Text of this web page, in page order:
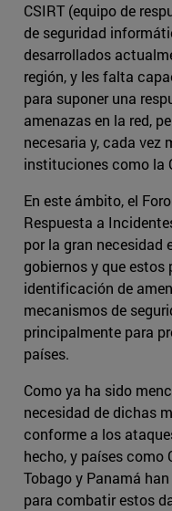
CSIRT (equipo de
de seguridad
desarrollados
región, y les falta
para suponer una
amenazas en la red,
necesaria y, cada vez
instituciones como la
En este ámbito, el
Respuesta a
por la gran necesidad
gobiernos y que estos
identificación de
mecanismos de
principalmente para
países.
Como ya ha sido
necesidad de dichas
conforme a los
hecho, y países como
Tobago y Panamá
para combatir estos